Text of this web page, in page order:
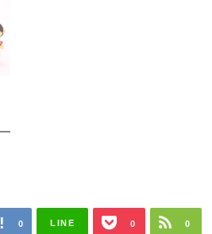
0 LINE 0 0